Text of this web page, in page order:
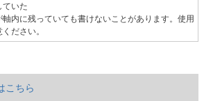
ていた
軸内に残っていても書けないことがあります。使用
ださい。
こちら